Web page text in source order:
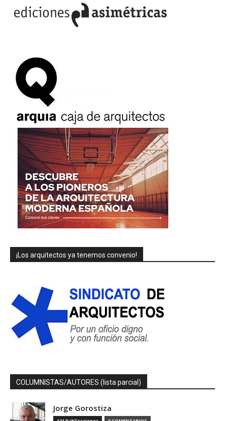
¡Los arquitectos ya tenemos convenio!
COLUMNISTAS/AUTORES (lista parcial)
Jorge Gorostiza